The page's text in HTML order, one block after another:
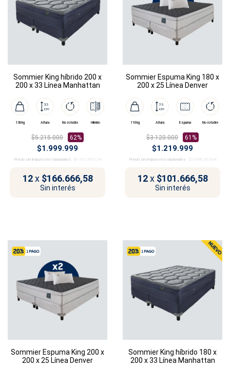
Sommier King híbrido 200 x
200 x 33 Línea Manhattan
130kg Altura No rotable Híbrido
$5.215.000 62%
$1.999.999
Precio sin impuestos nacionales: $1.652.891,74
12 x $166.666,58
Sin interés
Sommier Espuma King 180 x
200 x 25 Línea Denver
110kg Altura Espuma No rotable
$3.120.000 61%
$1.219.999
Precio sin impuestos nacionales: $1.008.263,64
12 x $101.666,58
Sin interés
Sommier Espuma King 200 x
200 x 25 Línea Denver
Sommier King híbrido 180 x
200 x 33 Línea Manhattan